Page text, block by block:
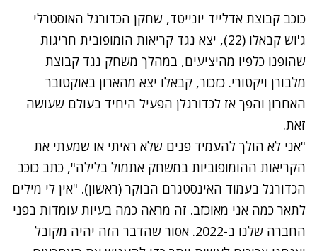
כוכב קבוצת אדלייד יונייטד, שחקן הכדורגל האוסטרלי
ג'וש קבאלו (22), יצא נגד קריאות הומופובית חריגות
שהופנו כלפיו מהיציעים, במהלך משחק נגד קבוצת
מלבורן ויקטורי. כזכור, קבאלו יצא מהארון באוקטובר
האחרון והפך אז לכדורגלן הפעיל היחיד בעולם שעושה
זאת.
"אני לא הולך להעמיד פנים שלא ראיתי או שמעתי את
הקריאות ההומופוביות במשחק אתמול בלילה", כתב כוכב
הכדורגל בעמוד האינסטגרם הבוקר (ראשון). "אין לי מילים
לתאר כמה אני מאוכזב. זה מראה כמה בעיות עומדות בפני
החברה שלנו ב-2022. אסור שהדבר הזה יהיה מקובל